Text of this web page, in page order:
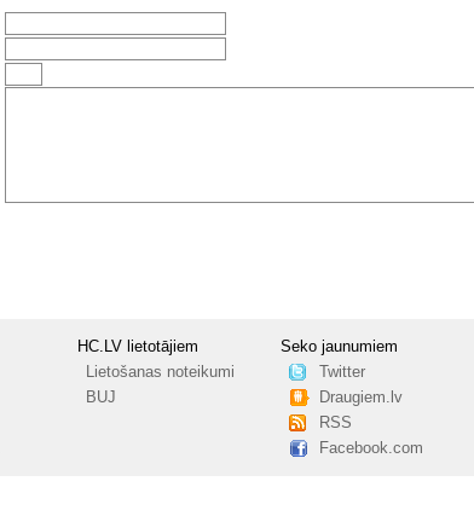
HC.LV lietotājiem
Lietošanas noteikumi
BUJ
Seko jaunumiem
Twitter
Draugiem.lv
RSS
Facebook.com